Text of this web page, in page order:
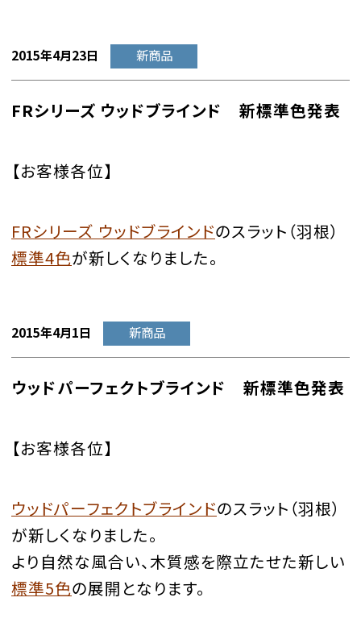
2015年4月23日 新商品
FRシリーズ ウッドブラインド 新標準色発表
【お客様各位】
FRシリーズ ウッドブラインドのスラット（羽根）
標準4色が新しくなりました。
2015年4月1日 新商品
ウッドパーフェクトブラインド 新標準色発表
【お客様各位】
ウッドパーフェクトブラインドのスラット（羽根）
が新しくなりました。
より自然な風合い、木質感を際立たせた新しい
標準5色の展開となります。